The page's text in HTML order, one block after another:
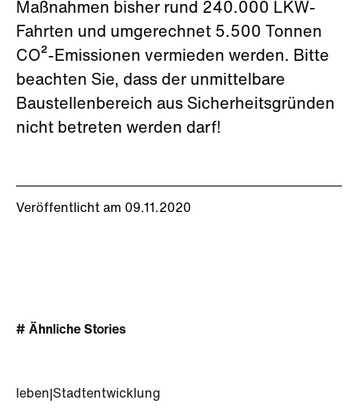
Veröffentlicht am 09.11.2020
Maßnahmen bisher rund 240.000 LKW-
Fahrten und umgerechnet 5.500 Tonnen
CO²-Emissionen vermieden werden. Bitte
beachten Sie, dass der unmittelbare
Baustellenbereich aus Sicherheitsgründen
nicht betreten werden darf!
# Ähnliche Stories
leben Stadtentwicklung